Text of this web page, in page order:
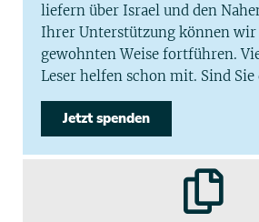
liefern über Israel und den
Ihrer Unterstützung können wir
gewohnten Weise fortführen.
Leser helfen schon mit. Sind Sie
Jetzt spenden